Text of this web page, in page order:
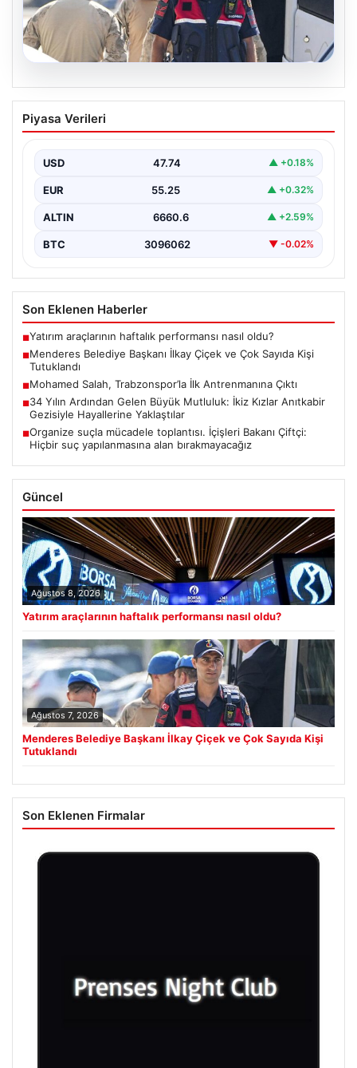
Menderes Belediye Başkanı İlkay Çiçek
ve Çok Sayıda Kişi Tutuklandı
soruşturma kapsamında, Belediye Başkanı İlkay Çiçek
ve…
Piyasa Verileri
USD 47.74 ▲ +0.18%
EUR 55.25 ▲ +0.32%
ALTIN 6660.6 ▲ +2.59%
BTC 3096062 ▼ -0.02%
Son Eklenen Haberler
■Yatırım araçlarının haftalık performansı nasıl oldu?
■Menderes Belediye Başkanı İlkay Çiçek ve Çok Sayıda Kişi
Tutuklandı
■Mohamed Salah, Trabzonspor’la İlk Antrenmanına Çıktı
■34 Yılın Ardından Gelen Büyük Mutluluk: İkiz Kızlar Anıtkabir
Gezisiyle Hayallerine Yaklaştılar
■Organize suçla mücadele toplantısı. İçişleri Bakanı Çiftçi:
Hiçbir suç yapılanmasına alan bırakmayacağız
Güncel
Ağustos 8, 2026
Yatırım araçlarının haftalık performansı nasıl oldu?
Ağustos 7, 2026
Menderes Belediye Başkanı İlkay Çiçek ve Çok Sayıda Kişi
Tutuklandı
Son Eklenen Firmalar